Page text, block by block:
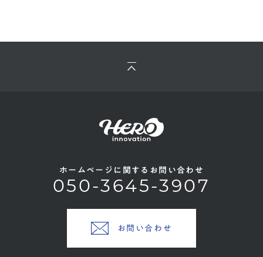
ホームページに関するお問い合わせ
050-3645-3907
お問い合わせ